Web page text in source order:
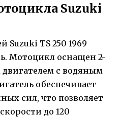
Suzuki
Suzuki TS 250 1969
Мотоцикл оснащен 2-
с водяным
обеспечивает
сил, что позволяет
до 120